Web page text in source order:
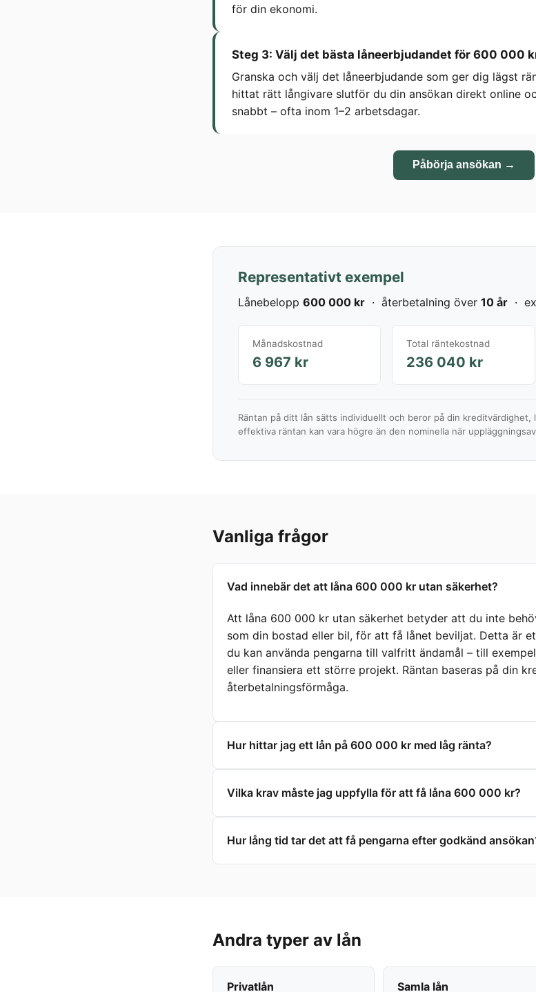
för din ekonomi.
Steg 3: Välj det bästa låneerbjudandet för 600 000
Granska och välj det låneerbjudande som ger dig lägst
hittat rätt långivare slutför du din ansökan direkt online
snabbt – ofta inom 1–2 arbetsdagar.
Påbörja ansökan →
Representativt exempel
Lånebelopp 600 000 kr · återbetalning över 10 år ·
Månadskostnad
6 967 kr
Total räntekostnad
236 040 kr
Räntan på ditt lån sätts individuellt och beror på din kreditvärdighet,
effektiva räntan kan vara högre än den nominella när
Vanliga frågor
Vad innebär det att låna 600 000 kr utan säkerhet?
Att låna 600 000 kr utan säkerhet betyder att du inte
som din bostad eller bil, för att få lånet beviljat. Detta är
du kan använda pengarna till valfritt ändamål – till
eller finansiera ett större projekt. Räntan baseras på din
återbetalningsförmåga.
Hur hittar jag ett lån på 600 000 kr med låg ränta?
Vilka krav måste jag uppfylla för att få låna 600 000 kr?
Hur lång tid tar det att få pengarna efter godkänd
Andra typer av lån
Privatlån Samla lån